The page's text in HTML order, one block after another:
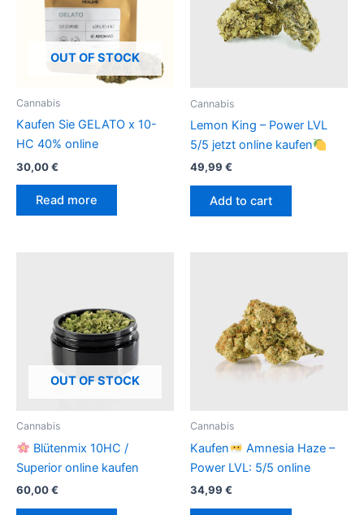
OUT OF STOCK
Cannabis
Kaufen Sie GELATO x 10-
HC 40% online
30,00€
Read more
Cannabis
Lemon King – Power LVL
5/5 jetzt online kaufen
49,99 €
Add to cart
OUT OF STOCK
Cannabis
Blütenmix 10HC /
Superior online kaufen
60,00€
Cannabis
Kaufen
Amnesia Haze –
Power LVL: 5/5 online
34,99 €